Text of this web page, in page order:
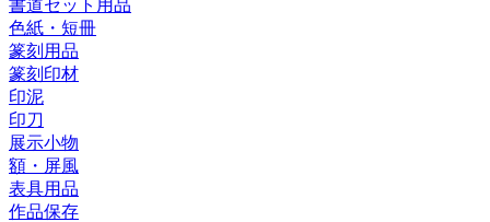
書道セット用品
色紙・短冊
篆刻用品
篆刻印材
印泥
印刀
展示小物
額・屏風
表具用品
作品保存